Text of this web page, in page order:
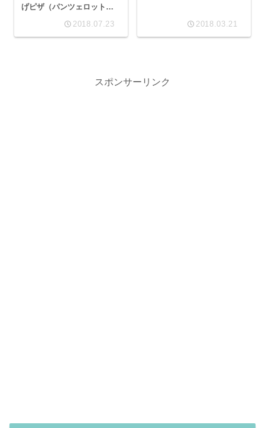
げピザ（パンツェロット）
2018.07.23 2018.03.21
スポンサーリンク